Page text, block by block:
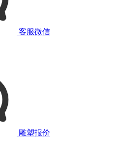
客服微信
雕塑报价